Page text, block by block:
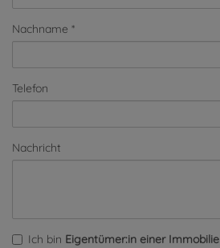
Nachname
Telefon
Nachricht
Ich bin Eigentümer:in einer Immobilie